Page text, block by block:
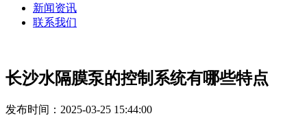
新闻资讯
联系我们
长沙水隔膜泵的控制系统有哪些特点
发布时间：2025-03-25 15:44:00